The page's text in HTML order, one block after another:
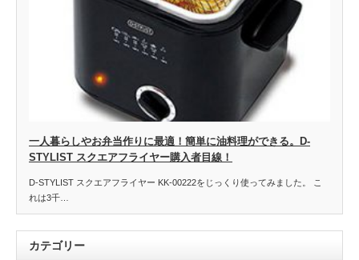
一人暮らしやお弁当作りに最適！簡単に油料理ができる。D-
STYLIST スクエアフライヤー購入者目線！
D-STYLIST スクエアフライヤー KK-00222をじっくり使ってみました。 こ
れは3千…
カテゴリー